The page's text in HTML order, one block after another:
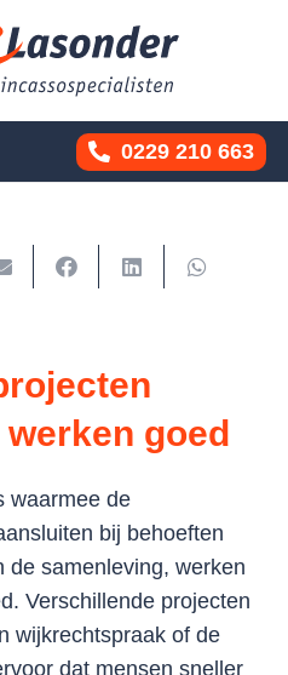
0229 210 663
goed
waarmee de
bij behoeften
de samenleving, werken
Verschillende projecten
wijkrechtspraak of de
dat mensen sneller